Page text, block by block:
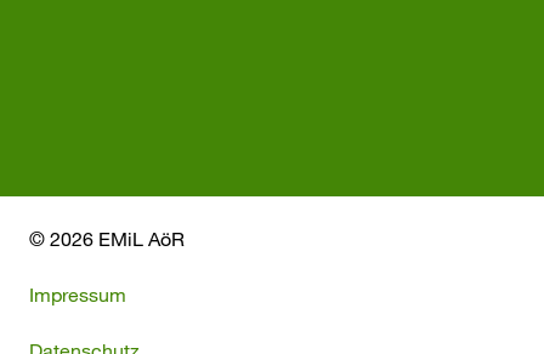
© 2026 EMiL AöR
Impressum